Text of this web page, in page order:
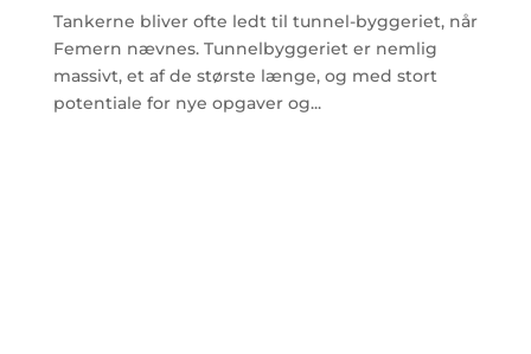
Tankerne bliver ofte ledt til tunnel-byggeriet, når
Femern nævnes. Tunnelbyggeriet er nemlig
massivt, et af de største længe, og med stort
potentiale for nye opgaver og...